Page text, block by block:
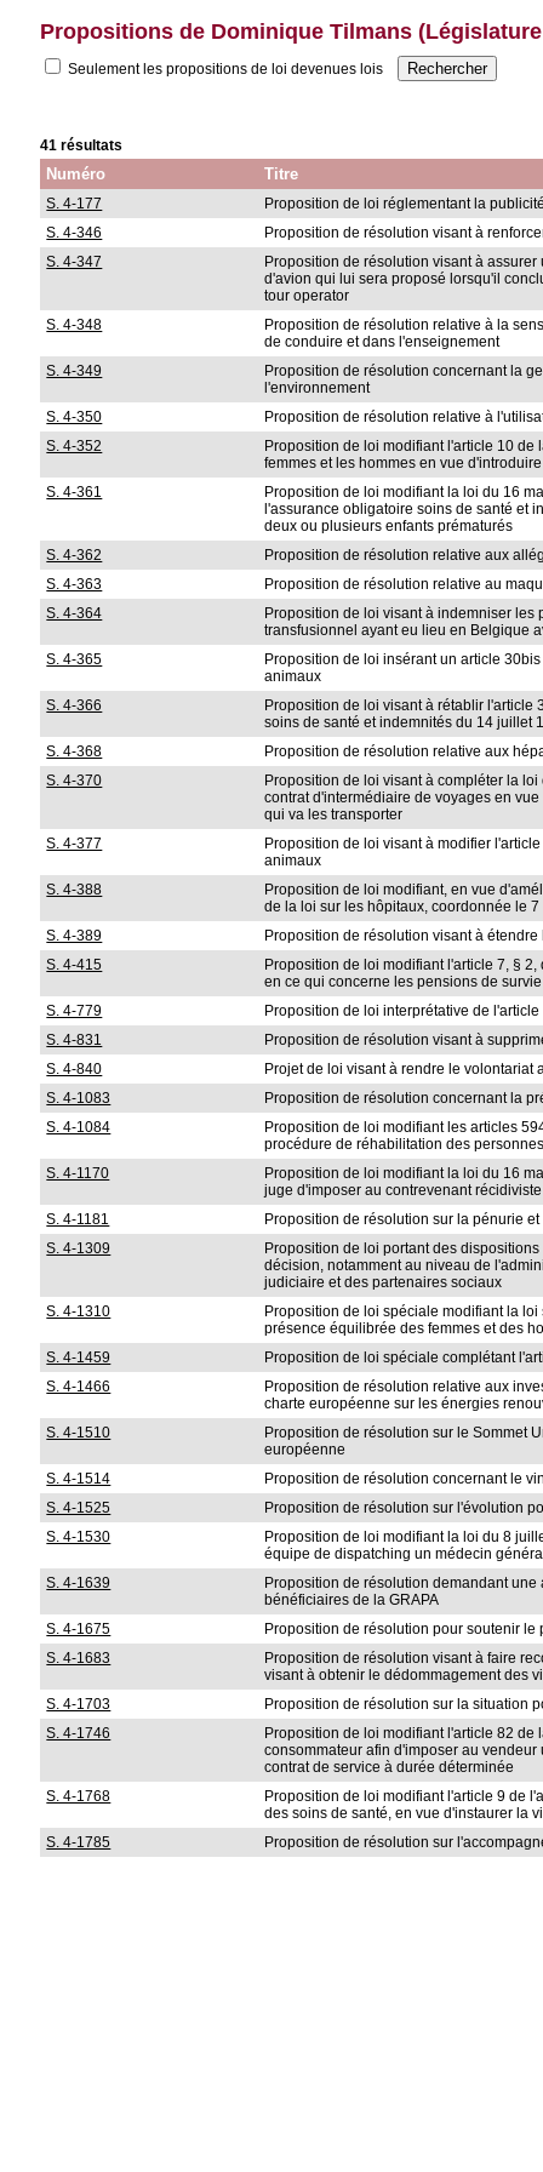
Propositions de Dominique Tilmans (Législature
Seulement les propositions de loi devenues lois
41 résultats
Numéro Titre
S. 4-177
Proposition de loi réglementant la
S. 4-346
Proposition de résolution visant à
S. 4-347
Proposition de résolution visant à
d'avion qui lui sera proposé lorsqu'il
tour operator
S. 4-348
Proposition de résolution relative à la
de conduire et dans l'enseignement
S. 4-349
Proposition de résolution concernant la
l'environnement
S. 4-350
Proposition de résolution relative à
S. 4-352
Proposition de loi modifiant l'article 10
femmes et les hommes en vue
S. 4-361
Proposition de loi modifiant la loi du 16
l'assurance obligatoire soins de santé et
deux ou plusieurs enfants prématurés
S. 4-362
Proposition de résolution relative aux
S. 4-363
Proposition de résolution relative au
S. 4-364
Proposition de loi visant à indemniser
transfusionnel ayant eu lieu en Belgique
S. 4-365
Proposition de loi insérant un article
animaux
S. 4-366
Proposition de loi visant à rétablir l'article
soins de santé et indemnités du 14 juillet
S. 4-368
Proposition de résolution relative aux
S. 4-370
Proposition de loi visant à compléter la
contrat d'intermédiaire de voyages en
qui va les transporter
S. 4-377
Proposition de loi visant à modifier
animaux
S. 4-388
Proposition de loi modifiant, en vue
de la loi sur les hôpitaux, coordonnée le
S. 4-389
Proposition de résolution visant à
S. 4-415
Proposition de loi modifiant l'article 7, §
en ce qui concerne les pensions de
S. 4-779
Proposition de loi interprétative de
S. 4-831
Proposition de résolution visant à
S. 4-840
Projet de loi visant à rendre le volontariat
S. 4-1083
Proposition de résolution concernant la
S. 4-1084
Proposition de loi modifiant les articles
procédure de réhabilitation des
S. 4-1170
Proposition de loi modifiant la loi du 16
juge d'imposer au contrevenant
S. 4-1181
Proposition de résolution sur la pénurie
S. 4-1309
Proposition de loi portant des
décision, notamment au niveau de
judiciaire et des partenaires sociaux
S. 4-1310
Proposition de loi spéciale modifiant la
présence équilibrée des femmes et des
S. 4-1459
Proposition de loi spéciale complétant
S. 4-1466
Proposition de résolution relative aux
charte européenne sur les énergies
S. 4-1510
Proposition de résolution sur le Sommet
européenne
S. 4-1514
Proposition de résolution concernant le
S. 4-1525
Proposition de résolution sur l'évolution
S. 4-1530
Proposition de loi modifiant la loi du 8
équipe de dispatching un médecin
S. 4-1639
Proposition de résolution demandant
bénéficiaires de la GRAPA
S. 4-1675
Proposition de résolution pour soutenir
S. 4-1683
Proposition de résolution visant à faire
visant à obtenir le dédommagement des
S. 4-1703
Proposition de résolution sur la situation
S. 4-1746
Proposition de loi modifiant l'article 82
consommateur afin d'imposer au
contrat de service à durée déterminée
S. 4-1768
Proposition de loi modifiant l'article 9 de
des soins de santé, en vue d'instaurer la
S. 4-1785
Proposition de résolution sur